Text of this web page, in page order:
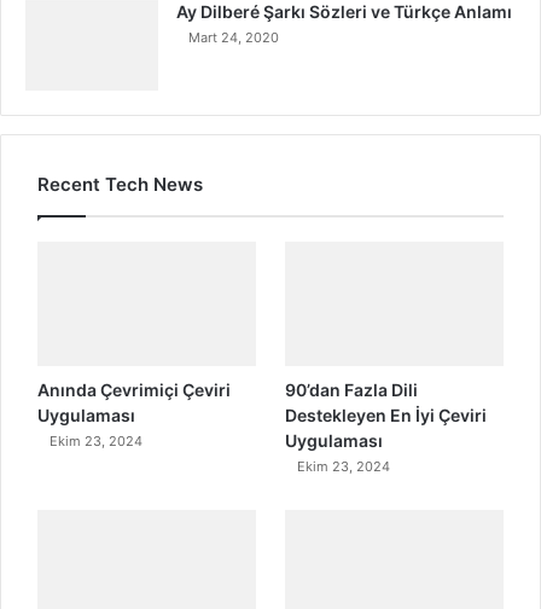
Ay Dilberé Şarkı Sözleri ve Türkçe Anlamı
Mart 24, 2020
Recent Tech News
Anında Çevrimiçi Çeviri
Uygulaması
Ekim 23, 2024
90’dan Fazla Dili
Destekleyen En İyi Çeviri
Uygulaması
Ekim 23, 2024